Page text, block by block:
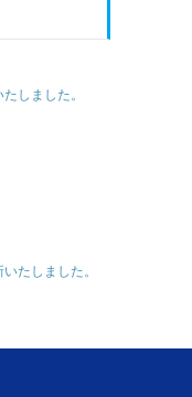
しました。
たしました。